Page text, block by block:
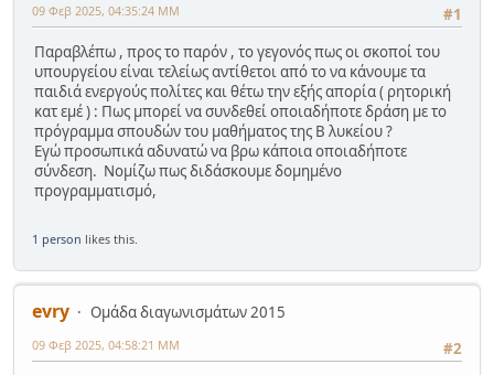
#1
09 Φεβ 2025, 04:35:24 ΜΜ
Παραβλέπω , προς το παρόν , το γεγονός πως οι σκοποί του
υπουργείου είναι τελείως αντίθετοι από το να κάνουμε τα
παιδιά ενεργούς πολίτες και θέτω την εξής απορία ( ρητορική
κατ εμέ ) : Πως μπορεί να συνδεθεί οποιαδήποτε δράση με το
πρόγραμμα σπουδών του μαθήματος της Β λυκείου ?
Εγώ προσωπικά αδυνατώ να βρω κάποια οποιαδήποτε
σύνδεση. Νομίζω πως διδάσκουμε δομημένο
προγραμματισμό,
1 person likes this.
evry
Ομάδα διαγωνισμάτων 2015
#2
09 Φεβ 2025, 04:58:21 ΜΜ